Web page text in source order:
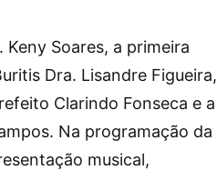
Soares, a primeira
Dra. Lisandre Figueira,
Clarindo Fonseca e a
Na programação da
musical,